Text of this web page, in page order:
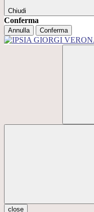
Chiudi
Conferma
Annulla Conferma
close